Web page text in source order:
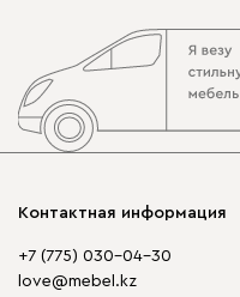
Контактная информация
+7 (775) 030-04-30
love@mebel.kz